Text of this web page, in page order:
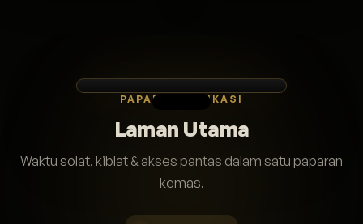
PAPARAN APLIKASI
Laman Utama
Waktu solat, kiblat & akses pantas dalam satu paparan
kemas.